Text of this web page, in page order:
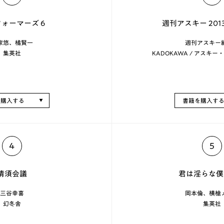
ーマーズ 6
悠、橘賢一
集英社
入する
週刊アスキー
週刊アスキー
KADOKAWA / アスキー
書籍を購入する
4
須会議
三谷幸喜
幻冬舎
5
君は淫らな
岡本倫、横槍
集英社